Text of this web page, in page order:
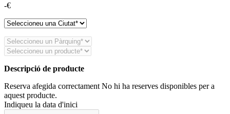
-€
Descripció de producte
Reserva afegida correctament No hi ha reserves disponibles per a
aquest producte.
Indiqueu la data d'inici